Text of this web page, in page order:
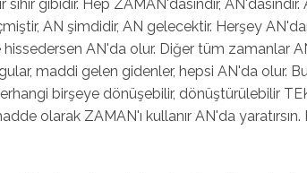
gibidir. Hep ZAMAN'dasındır,
AN şimdidir, AN gelecektir. Herşey
AN'da olur. Diğer tüm zamanlar
maddi gelen gidenler, hepsi AN'da olur.
birşeye dönüşebilir, dönüştürülebilir
olarak ZAMAN'ı kullanır AN'da yaratırsın.